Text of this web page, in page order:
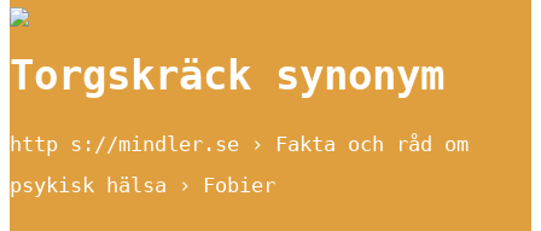
Torgskräck synonym
http s://mindler.se › Fakta och råd om
psykisk hälsa › Fobier